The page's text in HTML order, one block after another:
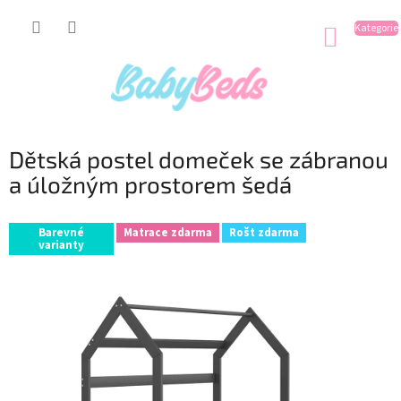
Dětská postel domeček se zábranou
a úložným prostorem šedá
Barevné
varianty
Matrace zdarma Rošt zdarma